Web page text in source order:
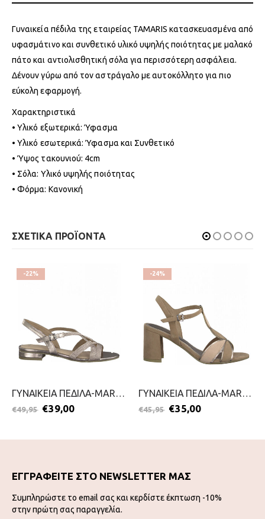
Γυναικεία πέδιλα της εταιρείας TAMARIS κατασκευασμένα από
υφασμάτινο και συνθετικό υλικό υψηλής ποιότητας με μαλακό
πάτο και αντιολισθητική σόλα για περισσότερη ασφάλεια.
Δένουν γύρω από τον αστράγαλο με αυτοκόλλητο για πιο
εύκολη εφαρμογή.
Χαρακτηριστικά
• Υλικό εξωτερικά: Ύφασμα
• Υλικό εσωτερικά: Ύφασμα και Συνθετικό
• Ύψος τακουνιού: 4cm
• Σόλα: Υλικό υψηλής ποιότητας
• Φόρμα: Κανονική
ΣΧΕΤΙΚΑ ΠΡΟΪΟΝΤΑ
-22%
ΓΥΝΑΙΚΕΙΑ ΠΕΔΙΛΑ-MARCO TOZZI-2199-0018-ΡΟΖ
€49,95 €39,00
-24%
ΓΥΝΑΙΚΕΙΑ ΠΕΔΙΛΑ-MARCO TOZZI-2199-0019-NUDE
€45,95 €35,00
ΕΓΓΡΑΦΕΙΤΕ ΣΤΟ NEWSLETTER ΜΑΣ
Συμπληρώστε το email σας και κερδίστε έκπτωση -10%
στην πρώτη σας παραγγελία.